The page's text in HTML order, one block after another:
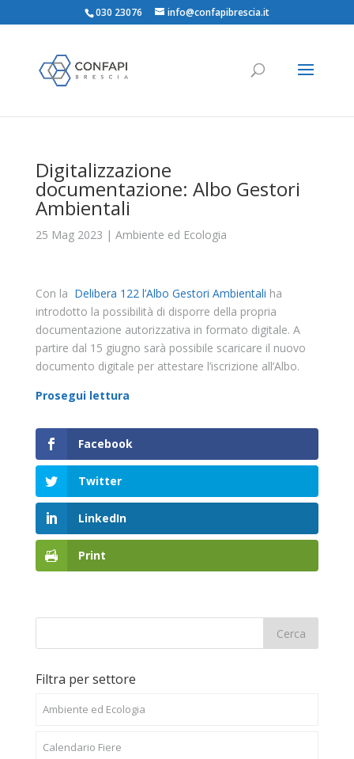
030 23076 info@confapibrescia.it
Digitalizzazione
documentazione: Albo Gestori
Ambientali
25 Mag 2023 | Ambiente ed Ecologia
Con la Delibera 122 l’Albo Gestori Ambientali ha
introdotto la possibilità di disporre della propria
documentazione autorizzativa in formato digitale. A
partire dal 15 giugno sarà possibile scaricare il nuovo
documento digitale per attestare l’iscrizione all’Albo.
Prosegui lettura
Facebook
Twitter
LinkedIn
Print
Filtra per settore
Ambiente ed Ecologia
Calendario Fiere